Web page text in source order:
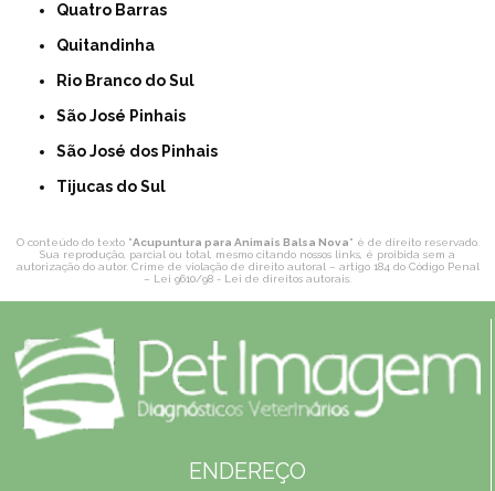
Quatro Barras
Quitandinha
Rio Branco do Sul
São José Pinhais
São José dos Pinhais
Tijucas do Sul
O conteúdo do texto "Acupuntura para Animais Balsa Nova" é de direito reservado.
Sua reprodução, parcial ou total, mesmo citando nossos links, é proibida sem a
autorização do autor. Crime de violação de direito autoral – artigo 184 do Código Penal
– Lei 9610/98 - Lei de direitos autorais
ENDEREÇO